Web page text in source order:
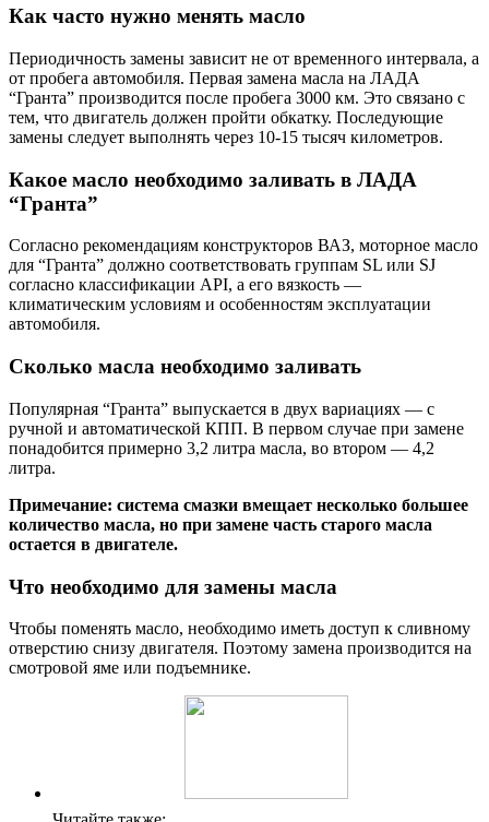
Как часто нужно менять масло
Периодичность замены зависит не от временного интервала, а
от пробега автомобиля. Первая замена масла на ЛАДА
“Гранта” производится после пробега 3000 км. Это связано с
тем, что двигатель должен пройти обкатку. Последующие
замены следует выполнять через 10-15 тысяч километров.
Какое масло необходимо заливать в ЛАДА
“Гранта”
Согласно рекомендациям конструкторов ВАЗ, моторное масло
для “Гранта” должно соответствовать группам SL или SJ
согласно классификации API, а его вязкость —
климатическим условиям и особенностям эксплуатации
автомобиля.
Сколько масла необходимо заливать
Популярная “Гранта” выпускается в двух вариациях — с
ручной и автоматической КПП. В первом случае при замене
понадобится примерно 3,2 литра масла, во втором — 4,2
литра.
Примечание: система смазки вмещает несколько большее
количество масла, но при замене часть старого масла
остается в двигателе.
Что необходимо для замены масла
Чтобы поменять масло, необходимо иметь доступ к сливному
отверстию снизу двигателя. Поэтому замена производится на
смотровой яме или подъемнике.